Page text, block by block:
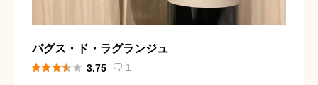
パグス・ド・ラグランジュ
 3.75  1